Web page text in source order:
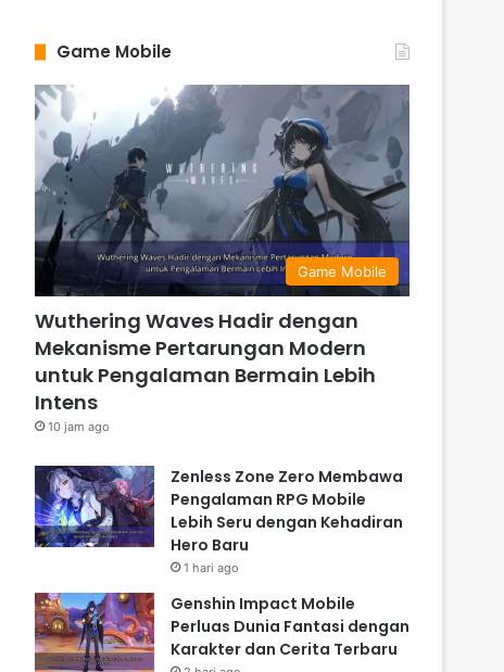
Game Mobile
Game Mobile
Wuthering Waves Hadir dengan
Mekanisme Pertarungan Modern
untuk Pengalaman Bermain Lebih
Intens
10 jam ago
Zenless Zone Zero Membawa
Pengalaman RPG Mobile
Lebih Seru dengan Kehadiran
Hero Baru
1 hari ago
Genshin Impact Mobile
Perluas Dunia Fantasi dengan
Karakter dan Cerita Terbaru